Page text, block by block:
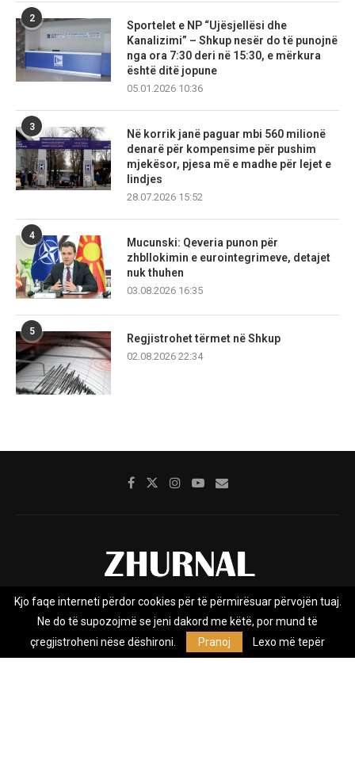
2
Sportelet e NP “Ujësjellësi dhe
Kanalizimi” – Shkup nesër do të punojnë
nga ora 7:30 deri në 15:30, e mërkura
është ditë jopune
05.01.2026 10:36
3
Në korrik janë paguar mbi 560 milionë
denarë për kompensime për pushim
mjekësor, pjesa më e madhe për lejet e
lindjes
28.07.2026 15:52
4
Mucunski: Qeveria punon për
zhbllokimin e eurointegrimeve, detajet
nuk thuhen
03.08.2026 16:35
5
Regjistrohet tërmet në Shkup
02.08.2026 22:34
Rreth nesh Impresumi Marketing
Kontakt
Privacy Policy
Zhurnal.mk është Agjenci e Lajmeve e pavarur, e themeluar në vitin
Kjo faqe interneti përdor cookies për të përmirësuar përvojën tuaj.
Ne do të supozojmë se jeni dakord me këtë, por mund të
çregjistroheni nëse dëshironi.
Pranoj Lexo më tepër